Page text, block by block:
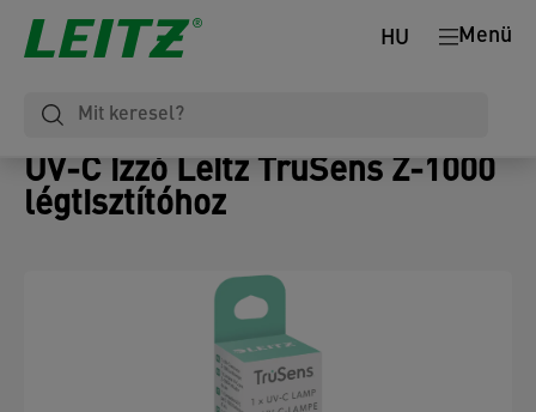
Menü
HU
UV-C izzó Leitz TruSens Z-1000
légtisztítóhoz